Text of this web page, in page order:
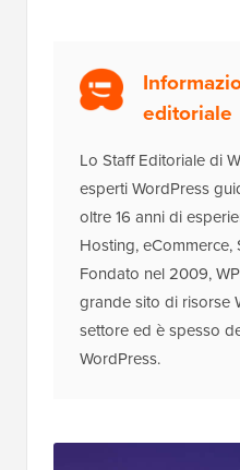
editoriale
Lo Staff Editoriale di
esperti WordPress
oltre 16 anni di
Hosting, eCommerce,
Fondato nel 2009,
grande sito di risorse
settore ed è spesso
WordPress.